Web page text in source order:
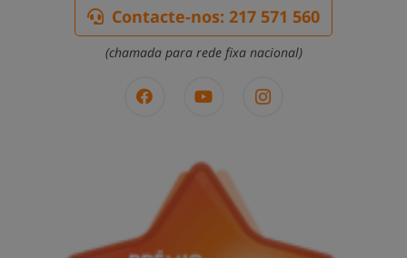
Contacte-nos: 217 571 560
(chamada para rede fixa nacional)